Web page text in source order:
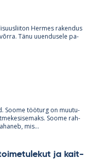
Her­mes ra­ken­dus
Tänu uu­en­dusele pa­
Soome töö­turg on muu­tu­
Soome rah­
mis...
ja kait­